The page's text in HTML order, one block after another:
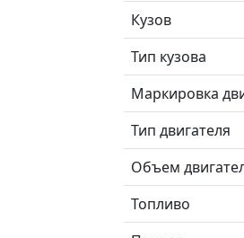
Кузов
Тип кузова
Маркировка
Тип двигателя
Объем
Топливо